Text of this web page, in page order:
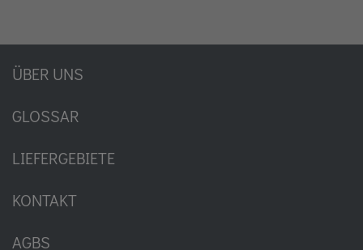
ÜBER UNS
GLOSSAR
LIEFERGEBIETE
KONTAKT
AGBS